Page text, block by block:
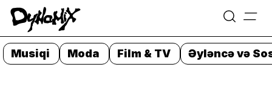
Skip
to
content
=
Musiqi Moda Film & TV Əyləncə və